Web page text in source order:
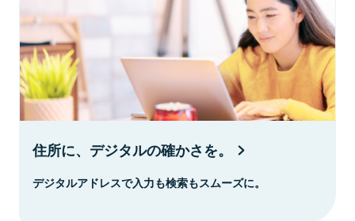
住所に、デジタルの確かさを。
デジタルアドレスで入力も検索もスムーズに。